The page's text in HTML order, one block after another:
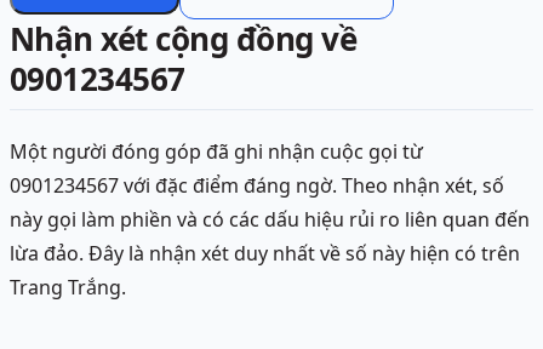
Nhận xét cộng đồng về
0901234567
Một người đóng góp đã ghi nhận cuộc gọi từ
0901234567 với đặc điểm đáng ngờ. Theo nhận xét, số
này gọi làm phiền và có các dấu hiệu rủi ro liên quan đến
lừa đảo. Đây là nhận xét duy nhất về số này hiện có trên
Trang Trắng.